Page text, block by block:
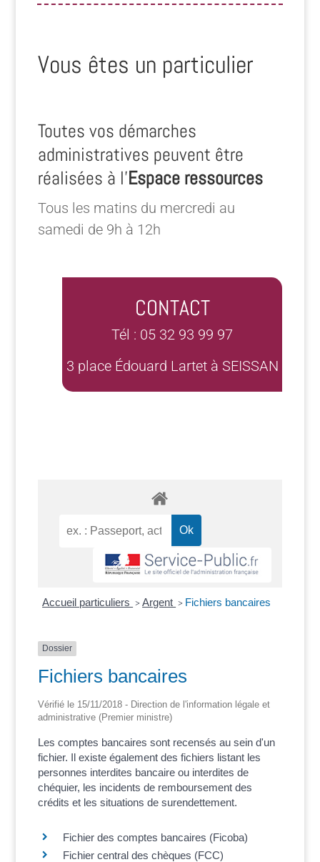
Vous êtes un particulier
Toutes vos démarches
administratives peuvent être
réalisées à l’Espace ressources
Tous les matins du mercredi au
samedi de 9h à 12h
CONTACT
Tél : 05 32 93 99 97
3 place Édouard Lartet à SEISSAN
Accueil particuliers > Argent > Fichiers bancaires
Dossier
Fichiers bancaires
Vérifié le 15/11/2018 - Direction de l'information légale et
administrative (Premier ministre)
Les comptes bancaires sont recensés au sein d'un
fichier. Il existe également des fichiers listant les
personnes interdites bancaire ou interdites de
chéquier, les incidents de remboursement des
crédits et les situations de surendettement.
Fichier des comptes bancaires (Ficoba)
Fichier central des chèques (FCC)